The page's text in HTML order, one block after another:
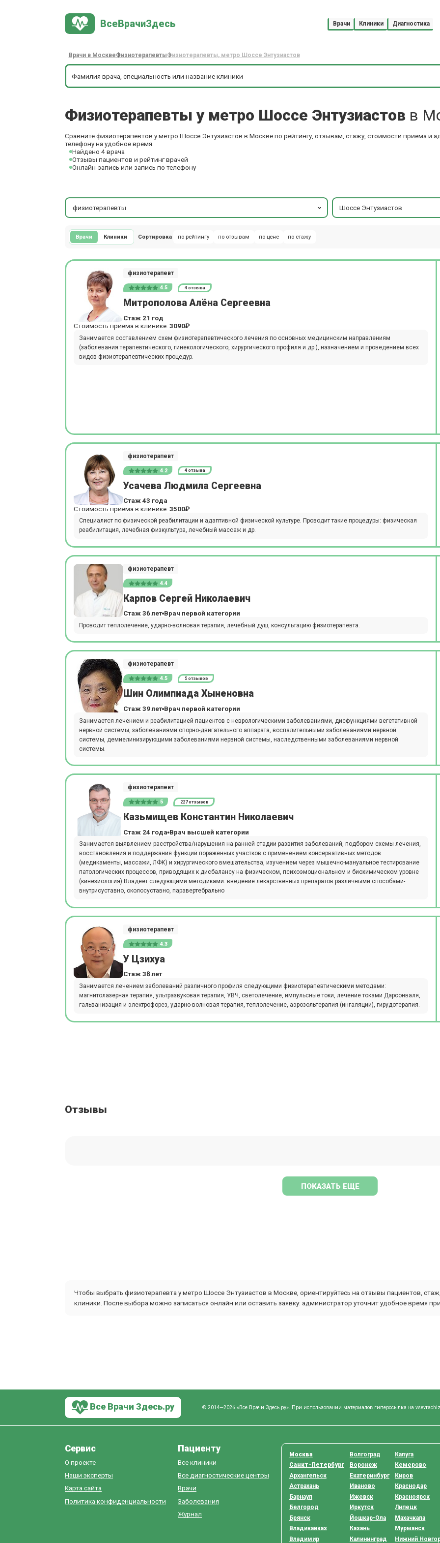
ВсеВрачиЗдесь Врачи Клиники Диагностика
Врачи в МосквеФизиотерапевтыФизиотерапевты, метро Шоссе Энтузиастов
Физиотерапевты у метро Шоссе Энтузиастов в
Сравните физиотерапевтов у метро Шоссе Энтузиастов в Москве по рейтингу, отзывам, стажу, стоимости приема и
телефону на удобное время.
Найдено 4 врача
Отзывы пациентов и рейтинг врачей
Онлайн-запись или запись по телефону
физиотерапевты Шоссе Энтузиастов
Врачи Клиники Сортировка по рейтингу по отзывам по цене по стажу
физиотерапевт
4.5 4 отзыва
Митрополова Алёна Сергеевна
Стаж 21 год
Стоимость приёма в клинике: 3090₽
Занимается составлением схем физиотерапевтического лечения по основных медицинским направлениям
(заболевания терапевтического, гинекологического, хирургического профиля и др.), назначением и проведением всех
видов физиотерапевтических процедур.
физиотерапевт
4.2 4 отзыва
Усачева Людмила Сергеевна
Стаж 43 года
Стоимость приёма в клинике: 3500₽
Специалист по физической реабилитации и адаптивной физической культуре. Проводит такие процедуры: физическая
реабилитация, лечебная физкультура, лечебный массаж и др.
физиотерапевт
4.4
Карпов Сергей Николаевич
Стаж 36 лет Врач первой категории
Проводит теплолечение, ударно-волновая терапия, лечебный душ, консультацию физиотерапевта.
физиотерапевт
4.5 5 отзывов
Шин Олимпиада Хыненовна
Стаж 39 лет Врач первой категории
Занимается лечением и реабилитацией пациентов с неврологическими заболеваниями, дисфункциями вегетативной
нервной системы, заболеваниями опорно-двигательного аппарата, воспалительными заболеваниями нервной
системы, демиелинизирующими заболеваниями нервной системы, наследственными заболеваниями нервной
системы.
физиотерапевт
5 227 отзывов
Казьмищев Константин Николаевич
Стаж 24 года Врач высшей категории
Занимается выявлением расстройства/нарушения на ранней стадии развития заболеваний, подбором схемы лечения,
восстановления и поддержания функций пораженных участков с применением консервативных методов
(медикаменты, массажи, ЛФК) и хирургического вмешательства, изучением через мышечно-мануальное тестирование
патологических процессов, приводящих к дисбалансу на физическом, психоэмоциональном и биохимическом уровне
(кинезиология) Владеет следующими методиками: введение лекарственных препаратов различными способами-
внутрисуставно, околосуставно, паравертебрально
физиотерапевт
4.3
У Цзихуа
Стаж 38 лет
Занимается лечением заболеваний различного профиля следующими физиотерапевтическими методами:
магнитолазерная терапия, ультразвуковая терапия, УВЧ, светолечение, импульсные токи, лечение токами Дарсонваля,
гальванизация и электрофорез, ударно-волновая терапия, теплолечение, аэрозольтерапия (ингаляции), гирудотерапия.
Отзывы
ПОКАЗАТЬ ЕЩЕ
Чтобы выбрать физиотерапевта у метро Шоссе Энтузиастов в Москве, ориентируйтесь на отзывы пациентов,
клиники. После выбора можно записаться онлайн или оставить заявку: администратор уточнит удобное время
Все Врачи Здесь.ру © 2014—2026 «Все Врачи Здесь.ру». При использовании материалов гиперссылка на
Сервис
О проекте
Наши эксперты
Карта сайта
Политика конфиденциальности
Пациенту
Все клиники
Все диагностические центры
Врачи
Заболевания
Журнал
Москва
Санкт-Петербург
Архангельск
Астрахань
Барнаул
Белгород
Брянск
Владикавказ
Владимир
Волгоград
Воронеж
Екатеринбург
Иваново
Ижевск
Иркутск
Йошкар-Ола
Казань
Калининград
Калуга
Кемерово
Киров
Краснодар
Красноярск
Липецк
Махачкала
Мурманск
Нижний